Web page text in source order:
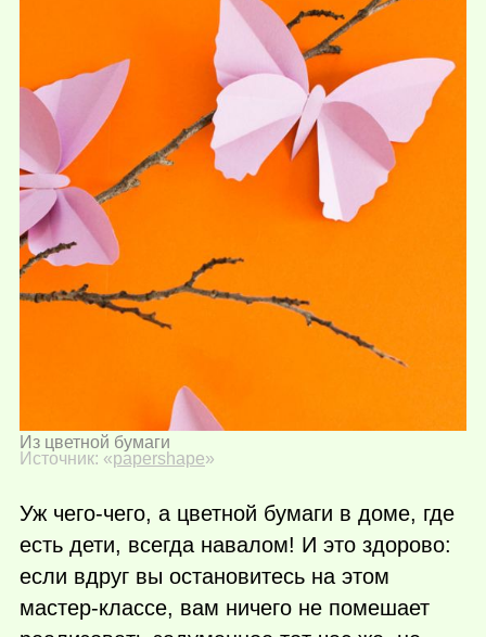
Из цветной бумаги
Источник: «papershape»
Уж чего-чего, а цветной бумаги в доме, где
есть дети, всегда навалом! И это здорово:
если вдруг вы остановитесь на этом
мастер-классе, вам ничего не помешает